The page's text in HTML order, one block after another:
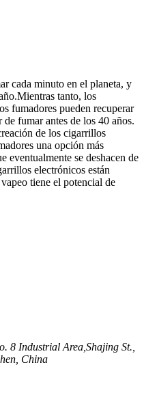
cada minuto en el planeta, y
tanto, los
fumadores pueden recuperar
fumar antes de los 40 años.
de los cigarrillos
una opción más
eventualmente se deshacen de
electrónicos están
tiene el potencial de
8 Industrial Area,Shajing St.,
China